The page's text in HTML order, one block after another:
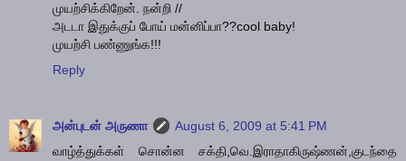
முயற்சிக்கிறேன். நன்றி //
அடடா இதுக்குப் போய் மன்னிப்பா??cool baby!
முயற்சி பண்ணுங்க!!!
Reply
அன்புடன் அருணா
August 6, 2009 at 5:41 PM
வாழ்த்துக்கள் சொன்ன சக்தி,வெ.இராதாகிருஷ்ணன்,குடந்தை